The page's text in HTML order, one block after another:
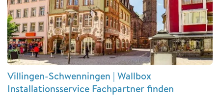
Villingen-Schwenningen | Wallbox
Installationsservice Fachpartner finden